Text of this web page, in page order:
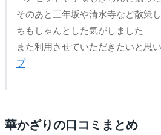
そのあと三年坂や清水寺など散策
ちもしゃんとした気がしました
また利用させていただきたいと思
プ
華かざりの口コミまとめ